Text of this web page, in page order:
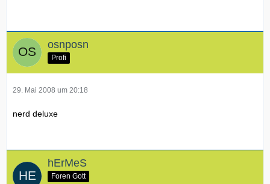
osnposn
Profi
29. Mai 2008 um 20:18
nerd deluxe
hErMeS
Foren Gott